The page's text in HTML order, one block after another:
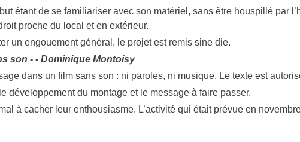
étant de se familiariser avec son matériel, sans être houspillé par
proche du local et en extérieur.
un engouement général, le projet est remis sine die.
son - - Dominique Montoisy
dans un film sans son : ni paroles, ni musique. Le texte est
développement du montage et le message à faire passer.
à cacher leur enthousiasme. L’activité qui était prévue en